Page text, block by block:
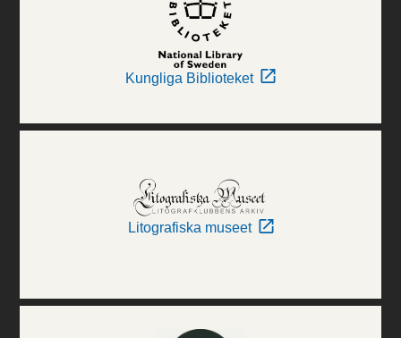
Kungliga Biblioteket
Litografiska museet